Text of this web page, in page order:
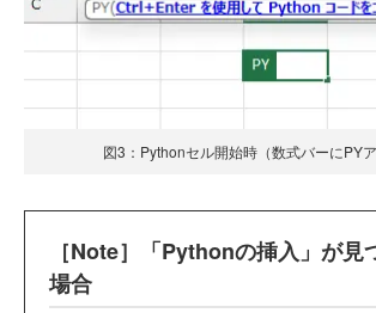
図3：Pythonセル開始時（数式バーにPYア
［Note］「Pythonの挿入」が見
場合